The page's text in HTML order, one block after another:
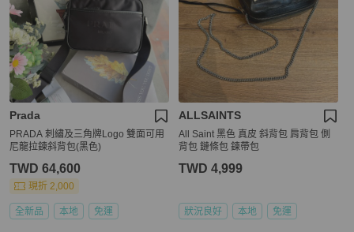
Prada
PRADA 刺繡及三角牌Logo 雙面可用
尼龍拉鍊斜背包(黑色)
TWD 64,600
現折 2,000
全新品 本地 免運
ALLSAINTS
All Saint 黑色 真皮 斜背包 肩背包 側
背包 鏈條包 鍊帶包
TWD 4,999
狀況良好 本地 免運